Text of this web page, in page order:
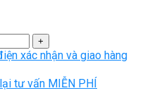
xác nhận và giao hàng
tư vấn MIỄN PHÍ